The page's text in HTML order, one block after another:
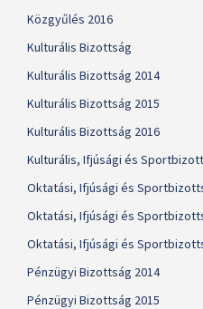
Közgyűlés 2016
Kulturális Bizottság
Kulturális Bizottság 2014
Kulturális Bizottság 2015
Kulturális Bizottság 2016
Kulturális, Ifjúsági és
Oktatási, Ifjúsági és
Oktatási, Ifjúsági és
Oktatási, Ifjúsági és
Pénzügyi Bizottság 2014
Pénzügyi Bizottság 2015